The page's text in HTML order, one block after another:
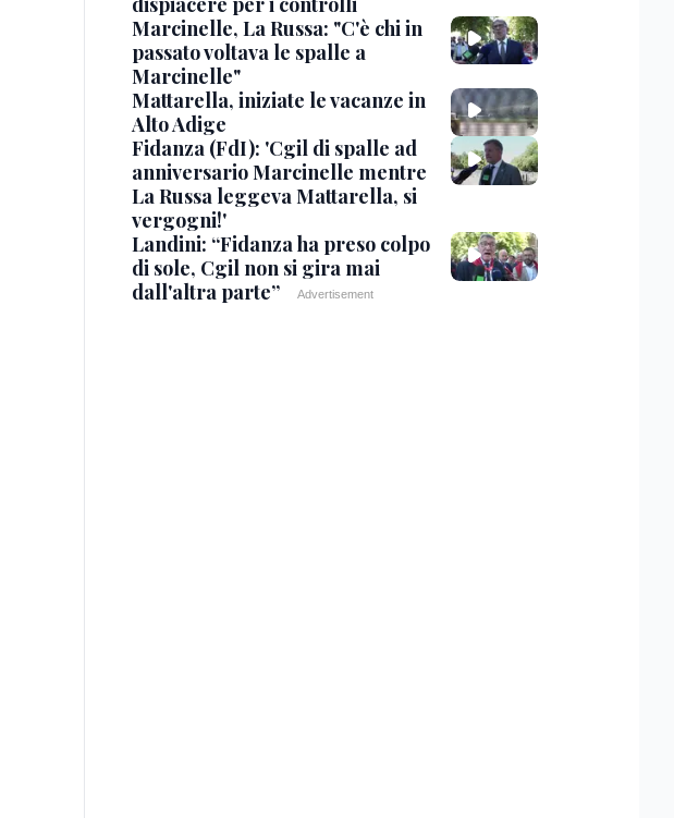
Marcinelle, La Russa: "C'è chi in
passato voltava le spalle a
Marcinelle"
Mattarella, iniziate le vacanze in
Alto Adige
Fidanza (FdI): 'Cgil di spalle ad
anniversario Marcinelle mentre
La Russa leggeva Mattarella, si
vergogni!'
Landini: “Fidanza ha preso colpo
di sole, Cgil non si gira mai
dall'altra parte”